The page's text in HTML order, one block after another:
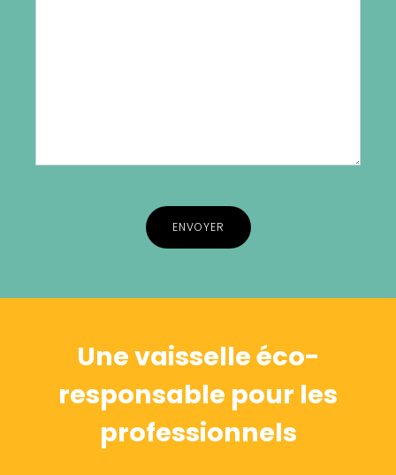
Une vaisselle éco-
responsable pour les
professionnels